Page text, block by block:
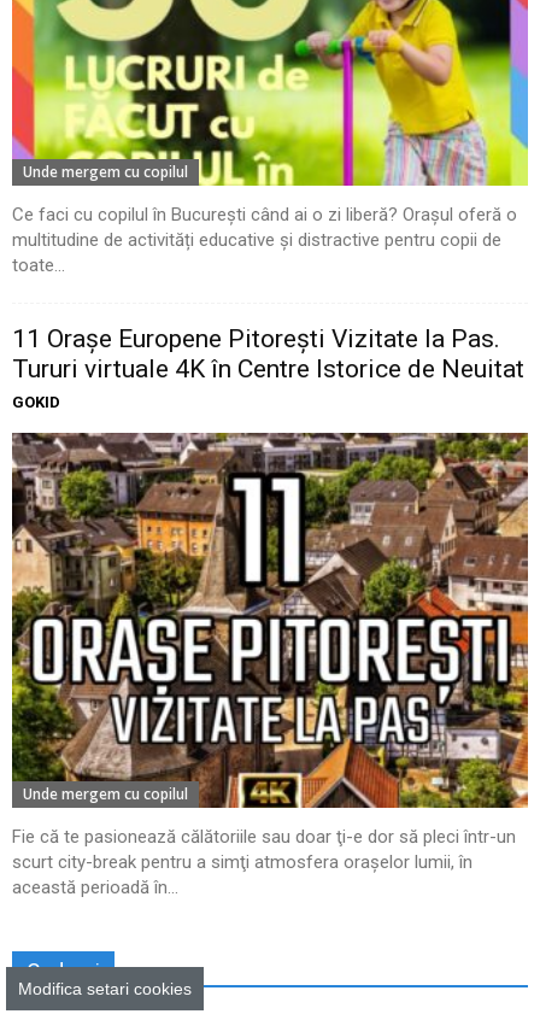
Unde mergem cu copilul
Ce faci cu copilul în București când ai o zi liberă? Orașul oferă o
multitudine de activități educative și distractive pentru copii de
toate...
11 Oraşe Europene Pitoreşti Vizitate la Pas.
Tururi virtuale 4K în Centre Istorice de Neuitat
GOKID
Unde mergem cu copilul
Fie că te pasionează călătoriile sau doar ţi-e dor să pleci într-un
scurt city-break pentru a simţi atmosfera oraşelor lumii, în
această perioadă în...
Cadouri
Modifica setari cookies